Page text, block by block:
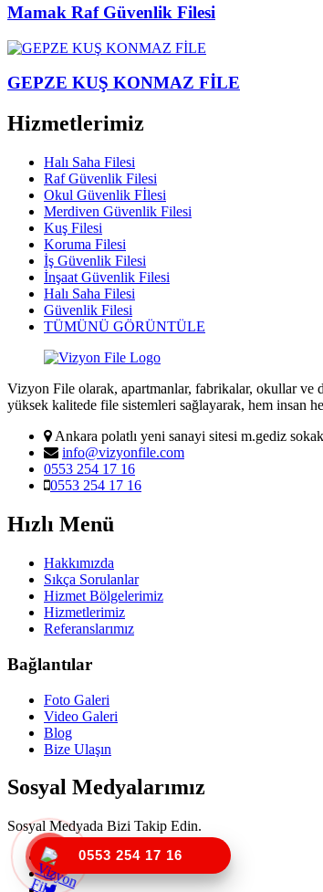
Mamak Raf Güvenlik Filesi
GEPZE KUŞ KONMAZ FİLE
Hizmetlerimiz
Halı Saha Filesi
Raf Güvenlik Filesi
Okul Güvenlik Fİlesi
Merdiven Güvenlik Filesi
Kuş Filesi
Koruma Filesi
İş Güvenlik Filesi
İnşaat Güvenlik Filesi
Halı Saha Filesi
Güvenlik Filesi
TÜMÜNÜ GÖRÜNTÜLE
0553 254 17 16
Vizyon File olarak, apartmanlar, fabrikalar, okullar ve
yüksek kalitede file sistemleri sağlayarak, hem insan
Ankara polatlı yeni sanayi sitesi m.gediz
info@vizyonfile.com
0553 254 17 16
0553 254 17 16
Hızlı Menü
Hakkımızda
Sıkça Sorulanlar
Hizmet Bölgelerimiz
Hizmetlerimiz
Referanslarımız
Bağlantılar
Foto Galeri
Video Galeri
Blog
Bize Ulaşın
Sosyal Medyalarımız
Sosyal Medyada Bizi Takip Edin.